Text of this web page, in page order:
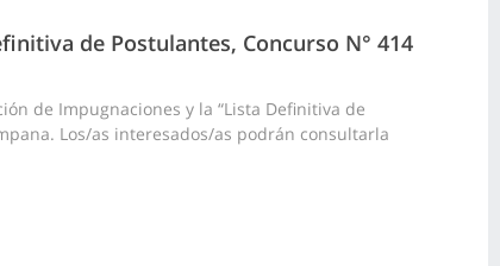
de Postulantes, Concurso N° 414
de Impugnaciones y la “Lista Definitiva de
Los/as interesados/as podrán consultarla